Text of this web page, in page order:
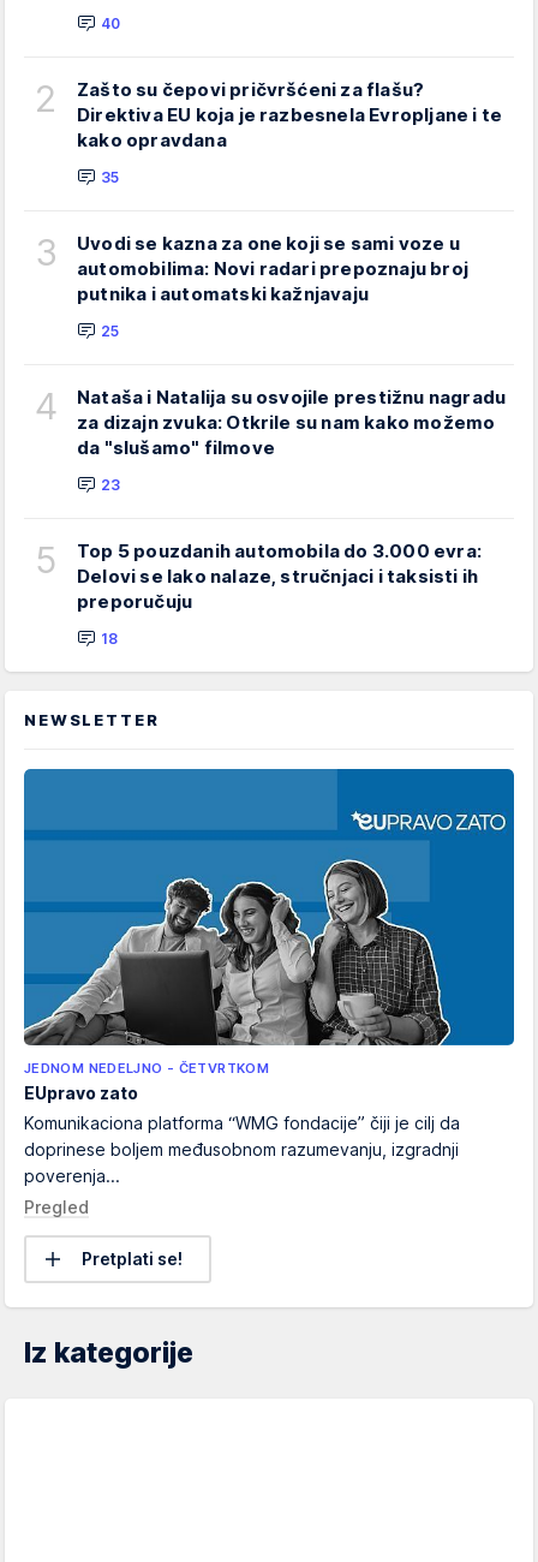
40
2
Zašto su čepovi pričvršćeni za flašu?
Direktiva EU koja je razbesnela Evropljane i te
kako opravdana
35
3
Uvodi se kazna za one koji se sami voze u
automobilima: Novi radari prepoznaju broj
putnika i automatski kažnjavaju
25
4
Nataša i Natalija su osvojile prestižnu nagradu
za dizajn zvuka: Otkrile su nam kako možemo
da "slušamo" filmove
23
5
Top 5 pouzdanih automobila do 3.000 evra:
Delovi se lako nalaze, stručnjaci i taksisti ih
preporučuju
18
NEWSLETTER
JEDNOM NEDELJNO - ČETVRTKOM
EUpravo zato
Komunikaciona platforma “WMG fondacije” čiji je cilj da
doprinese boljem međusobnom razumevanju, izgradnji
poverenja...
Pregled
Pretplati se!
Iz kategorije